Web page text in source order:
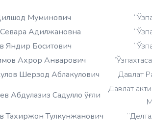
Муминович
Адилжановна
Яндир Боситович
Ахрор Анварович
Шерзод Аблакулович
Давлат
Абдулазиз Садулло ўғли
Давлат
Тахиржон Тулкунжанович